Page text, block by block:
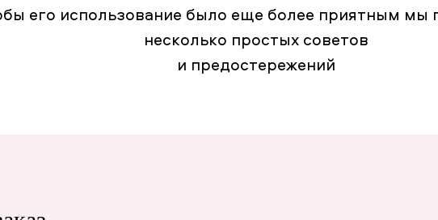
его использование было еще более приятным мы
несколько простых советов
и предостережений